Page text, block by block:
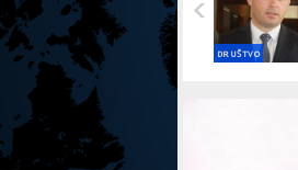
DRUŠTVO